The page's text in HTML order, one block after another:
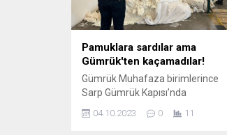
Pamuklara sardılar ama
Gümrük'ten kaçamadılar!
Gümrük Muhafaza birimlerince
Sarp Gümrük Kapısı’nda
gerçekleştirilen yakalamada, 1 ton
ağırlığında pamuk yüküne
04.10.2023 0 11